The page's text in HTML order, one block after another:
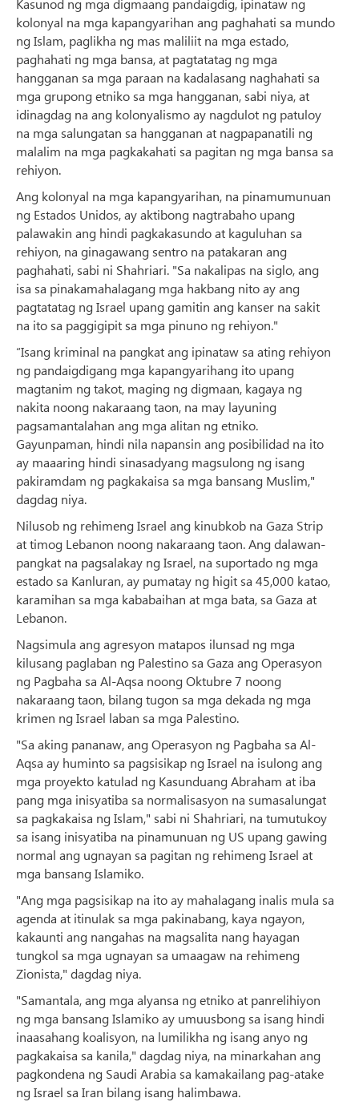
kolonyal na mga kapangyarihan ang paghahati sa mundo
ng Islam, paglikha ng mas maliliit na mga estado,
paghahati ng mga bansa, at pagtatatag ng mga
hangganan sa mga paraan na kadalasang naghahati sa
mga grupong etniko sa mga hangganan, sabi niya, at
idinagdag na ang kolonyalismo ay nagdulot ng patuloy
na mga salungatan sa hangganan at nagpapanatili ng
malalim na mga pagkakahati sa pagitan ng mga bansa sa
rehiyon.
Ang kolonyal na mga kapangyarihan, na pinamumunuan
ng Estados Unidos, ay aktibong nagtrabaho upang
palawakin ang hindi pagkakasundo at kaguluhan sa
rehiyon, na ginagawang sentro na patakaran ang
paghahati, sabi ni Shahriari. "Sa nakalipas na siglo, ang
isa sa pinakamahalagang mga hakbang nito ay ang
pagtatatag ng Israel upang gamitin ang kanser na sakit
na ito sa paggigipit sa mga pinuno ng rehiyon."
“Isang kriminal na pangkat ang ipinataw sa ating rehiyon
ng pandaigdigang mga kapangyarihang ito upang
magtanim ng takot, maging ng digmaan, kagaya ng
nakita noong nakaraang taon, na may layuning
pagsamantalahan ang mga alitan ng etniko.
Gayunpaman, hindi nila napansin ang posibilidad na ito
ay maaaring hindi sinasadyang magsulong ng isang
pakiramdam ng pagkakaisa sa mga bansang Muslim,"
dagdag niya.
Nilusob ng rehimeng Israel ang kinubkob na Gaza Strip
at timog Lebanon noong nakaraang taon. Ang dalawan-
pangkat na pagsalakay ng Israel, na suportado ng mga
estado sa Kanluran, ay pumatay ng higit sa 45,000 katao,
karamihan sa mga kababaihan at mga bata, sa Gaza at
Lebanon.
Nagsimula ang agresyon matapos ilunsad ng mga
kilusang paglaban ng Palestino sa Gaza ang Operasyon
ng Pagbaha sa Al-Aqsa noong Oktubre 7 noong
nakaraang taon, bilang tugon sa mga dekada ng mga
krimen ng Israel laban sa mga Palestino.
"Sa aking pananaw, ang Operasyon ng Pagbaha sa Al-
Aqsa ay huminto sa pagsisikap ng Israel na isulong ang
mga proyekto katulad ng Kasunduang Abraham at iba
pang mga inisyatiba sa normalisasyon na sumasalungat
sa pagkakaisa ng Islam," sabi ni Shahriari, na tumutukoy
sa isang inisyatiba na pinamunuan ng US upang gawing
normal ang ugnayan sa pagitan ng rehimeng Israel at
mga bansang Islamiko.
"Ang mga pagsisikap na ito ay mahalagang inalis mula sa
agenda at itinulak sa mga pakinabang, kaya ngayon,
kakaunti ang nangahas na magsalita nang hayagan
tungkol sa mga ugnayan sa umaagaw na rehimeng
Zionista," dagdag niya.
"Samantala, ang mga alyansa ng etniko at panrelihiyon
ng mga bansang Islamiko ay umuusbong sa isang hindi
inaasahang koalisyon, na lumilikha ng isang anyo ng
pagkakaisa sa kanila," dagdag niya, na minarkahan ang
pagkondena ng Saudi Arabia sa kamakailang pag-atake
ng Israel sa Iran bilang isang halimbawa.